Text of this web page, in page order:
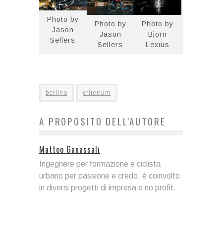
Photo by
Jason
Sellers
Photo by
Jason
Sellers
Photo by
Björn
Lexius
berlino criterium
A PROPOSITO DELL'AUTORE
Matteo Ganassali
Ingegnere per formazione e ciclista
urbano per passione e credo, è coinvolto
in diversi progetti di impresa e no profit.